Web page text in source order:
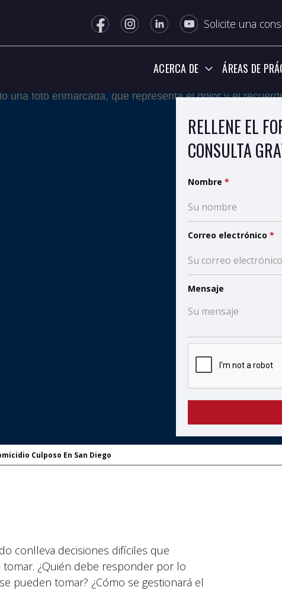
Solicite una
ACERCA DE ÁREAS DE
RELLENE EL
CONSULTA
Nombre *
Correo electrónico *
Mensaje
Culposo En San Diego
conlleva decisiones difíciles que
¿Quién debe responder por lo
pueden tomar? ¿Cómo se gestionará el